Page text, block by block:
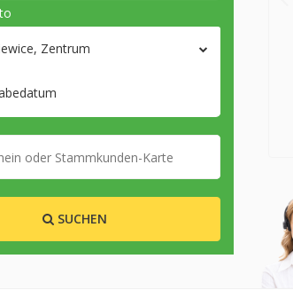
Zentrum
SUCHEN